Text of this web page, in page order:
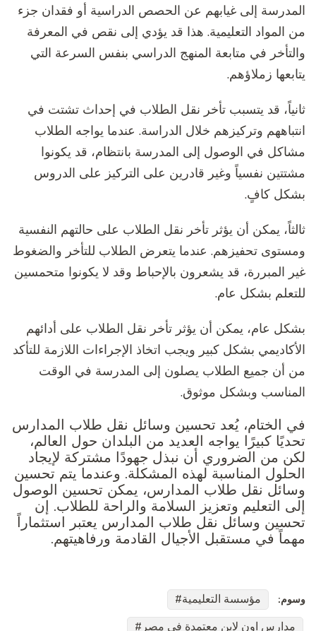
المدرسة إلى غيابهم عن الحصص الدراسية أو فقدان جزء
من المواد التعليمية. هذا قد يؤدي إلى نقص في المعرفة
والتأخر في متابعة المنهج الدراسي بنفس السرعة التي
يتابعها زملاؤهم.
ثانياً، قد يتسبب تأخر نقل الطلاب في إحداث تشتت في
انتباههم وتركيزهم خلال الدراسة. عندما يواجه الطلاب
مشاكل في الوصول إلى المدرسة بانتظام، قد يكونوا
مشتتين نفسياً وغير قادرين على التركيز على الدروس
بشكل كافٍ.
ثالثاً، يمكن أن يؤثر تأخر نقل الطلاب على حالتهم النفسية
ومستوى تحفيزهم. عندما يتعرض الطلاب للتأخر والضغوط
غير المبررة، قد يشعرون بالإحباط وقد لا يكونوا متحمسين
للتعلم بشكل عام.
بشكل عام، يمكن أن يؤثر تأخر نقل الطلاب على أدائهم
الأكاديمي بشكل كبير ويجب اتخاذ الإجراءات اللازمة للتأكد
من أن جميع الطلاب يصلون إلى المدرسة في الوقت
المناسب وبشكل موثوق.
في الختام، يُعد تحسين وسائل نقل طلاب المدارس
تحديًا كبيرًا يواجه العديد من البلدان حول العالم،
لكن من الضروري أن نبذل جهودًا مشتركة لإيجاد
الحلول المناسبة لهذه المشكلة. وعندما يتم تحسين
وسائل نقل طلاب المدارس، يمكن تحسين الوصول
إلى التعليم وتعزيز السلامة والراحة للطلاب. إن
تحسين وسائل نقل طلاب المدارس يعتبر استثماراً
مهماً في مستقبل الأجيال القادمة ورفاهيتهم.
وسوم:
مؤسسة التعليمية
مدارس اون لاين معتمدة في مصر